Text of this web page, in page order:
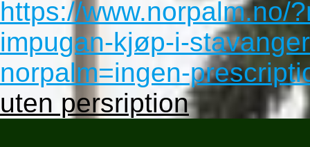
https://www.norpalm.no/
impugan-kjøp-i-stavanger
norpalm=ingen-
uten persription